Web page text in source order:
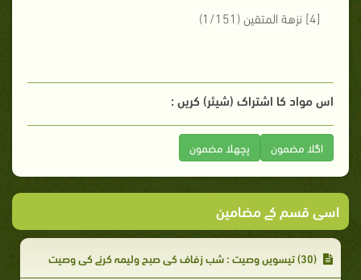
[4] نزهة المتقين (1/151)
اس مواد کا اشتراک (شیئر) کریں :
پچھلا مضمون اگلا مضمون
اسی قسم کے مضامین
(30) تیسویں وصیت : شب زفاف کی صبح ولیمہ کرنے کی وصیت